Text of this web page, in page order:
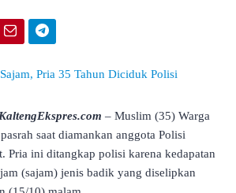
KaltengEkspres.com – Muslim (35) Warga
saat diamankan anggota Polisi
Pria ini ditangkap polisi karena kedapatan
(sajam) jenis badik yang diselipkan